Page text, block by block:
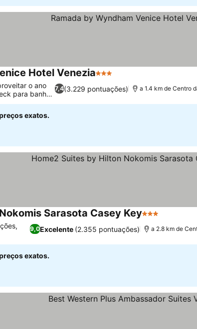
Hotel Venezia3 Estrelas
7,4(3.229 pontuações)
o ano
para banho
a 1.4 km de Centro
exatos.
Sarasota Casey Key3 Estrelas
9,0Excelente (2.355 pontuações) a 2.8 km de
exatos.